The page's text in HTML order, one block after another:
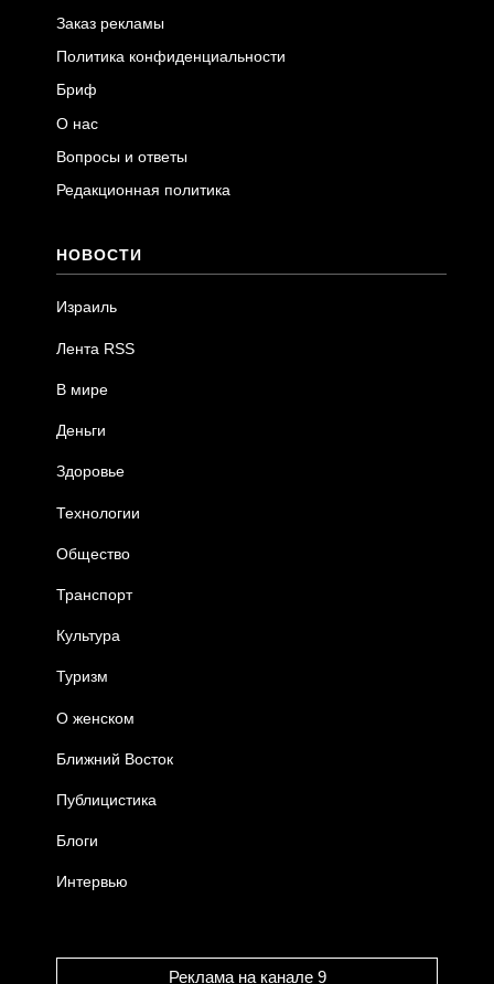
Заказ рекламы
Политика конфиденциальности
Бриф
О нас
Вопросы и ответы
Редакционная политика
НОВОСТИ
Израиль
Лента RSS
В мире
Деньги
Здоровье
Технологии
Общество
Транспорт
Культура
Туризм
О женском
Ближний Восток
Публицистика
Блоги
Интервью
Реклама на канале 9